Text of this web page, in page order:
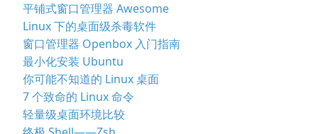
平铺式窗口管理器 Awesome
Linux 下的桌面级杀毒软件
窗口管理器 Openbox 入门指南
最小化安装 Ubuntu
你可能不知道的 Linux 桌面
7 个致命的 Linux 命令
轻量级桌面环境比较